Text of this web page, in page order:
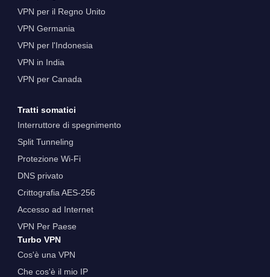
VPN per il Regno Unito
VPN Germania
VPN per l'Indonesia
VPN in India
VPN per Canada
Tratti somatici
Interruttore di spegnimento
Split Tunneling
Protezione Wi-Fi
DNS privato
Crittografia AES-256
Accesso ad Internet
VPN Per Paese
Turbo VPN
Cos'è una VPN
Che cos'è il mio IP